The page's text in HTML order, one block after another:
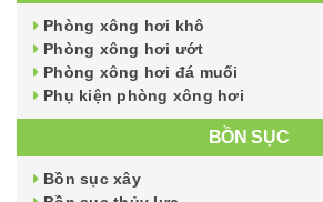
Phòng xông hơi khô
Phòng xông hơi ướt
Phòng xông hơi đá muối
Phụ kiện phòng xông hơi
BỒN SỤC
Bồn sục xây